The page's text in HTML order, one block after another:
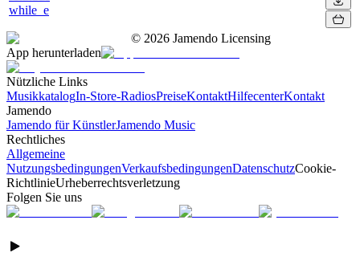
while_e
© 2026 Jamendo Licensing
App herunterladen
Nützliche Links
MusikkatalogIn-Store-RadiosPreiseKontaktHilfecenterKontakt
Jamendo
Jamendo für KünstlerJamendo Music
Rechtliches
Allgemeine
NutzungsbedingungenVerkaufsbedingungenDatenschutzCookie-
RichtlinieUrheberrechtsverletzung
Folgen Sie uns